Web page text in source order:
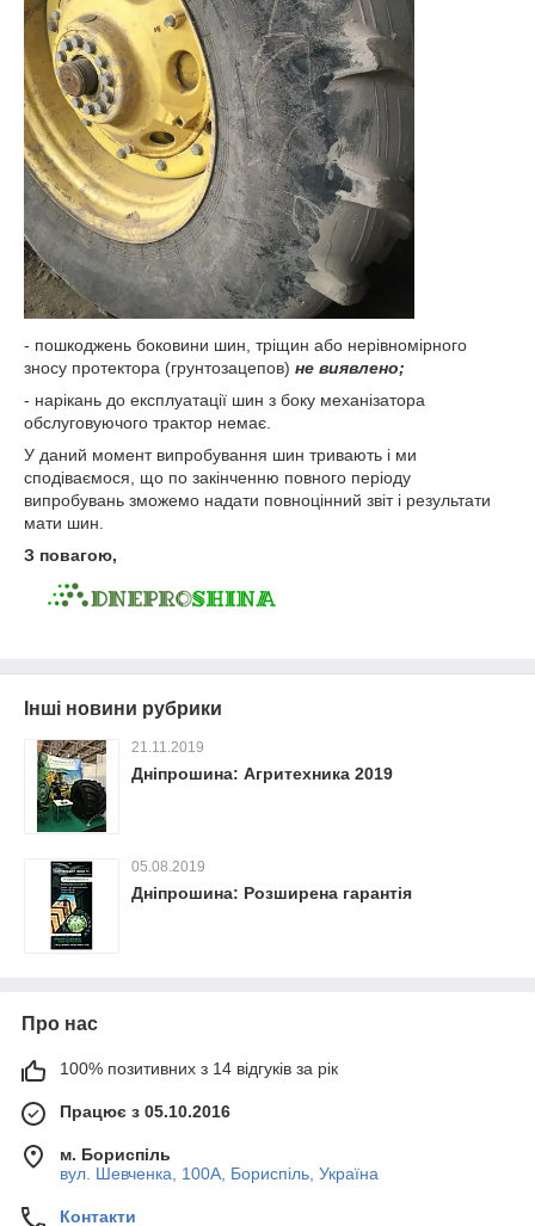
- пошкоджень боковини шин, тріщин або нерівномірного
зносу протектора (грунтозацепов) не виявлено;
- нарікань до експлуатації шин з боку механізатора
обслуговуючого трактор немає.
У даний момент випробування шин тривають і ми
сподіваємося, що по закінченню повного періоду
випробувань зможемо надати повноцінний звіт і результати
мати шин.
З повагою,
Інші новини рубрики
21.11.2019
Дніпрошина: Агритехника 2019
05.08.2019
Дніпрошина: Розширена гарантія
Про нас
100% позитивних з 14 відгуків за рік
Працює з 05.10.2016
м. Бориспіль
вул. Шевченка, 100А, Бориспіль, Україна
Контакти